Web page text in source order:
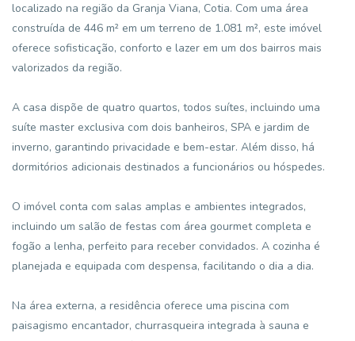
localizado na região da Granja Viana, Cotia. Com uma área
construída de 446 m² em um terreno de 1.081 m², este imóvel
oferece sofisticação, conforto e lazer em um dos bairros mais
valorizados da região.
A casa dispõe de quatro quartos, todos suítes, incluindo uma
suíte master exclusiva com dois banheiros, SPA e jardim de
inverno, garantindo privacidade e bem-estar. Além disso, há
dormitórios adicionais destinados a funcionários ou hóspedes.
O imóvel conta com salas amplas e ambientes integrados,
incluindo um salão de festas com área gourmet completa e
fogão a lenha, perfeito para receber convidados. A cozinha é
planejada e equipada com despensa, facilitando o dia a dia.
Na área externa, a residência oferece uma piscina com
paisagismo encantador, churrasqueira integrada à sauna e